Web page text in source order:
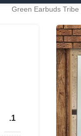
1.